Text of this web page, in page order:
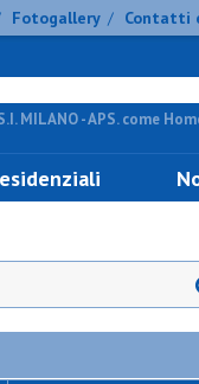
Fotogallery / Contatti
MILANO - APS. come